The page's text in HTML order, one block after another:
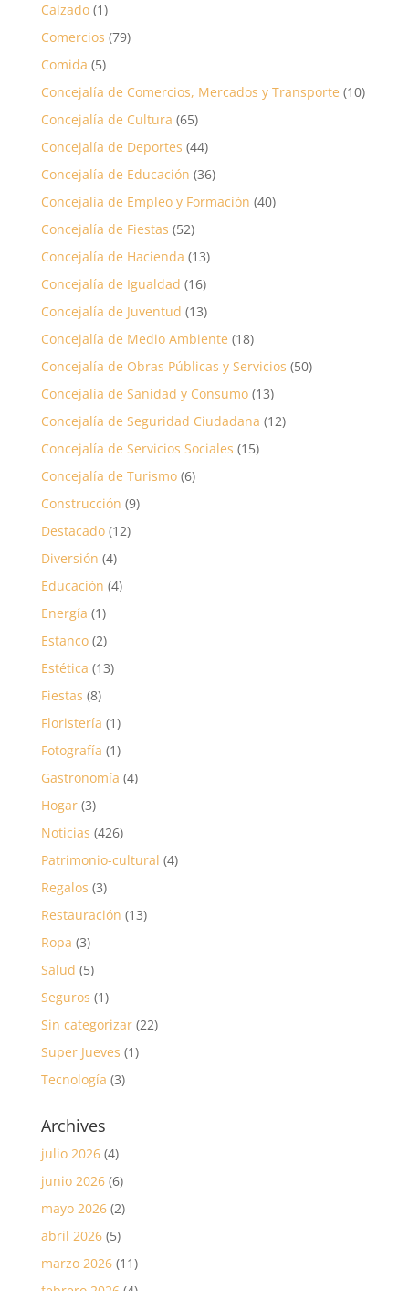
Calzado(1)
Comercios (79)
Comida (5)
Concejalía de Comercios, Mercados y Transporte (10)
Concejalía de Cultura (65)
Concejalía de Deportes (44)
Concejalía de Educación (36)
Concejalía de Empleo y Formación (40)
Concejalía de Fiestas (52)
Concejalía de Hacienda (13)
Concejalía de Igualdad (16)
Concejalía de Juventud (13)
Concejalía de Medio Ambiente (18)
Concejalía de Obras Públicas y Servicios (50)
Concejalía de Sanidad y Consumo(13)
Concejalía de Seguridad Ciudadana (12)
Concejalía de Servicios Sociales (15)
Concejalía de Turismo(6)
Construcción (9)
Destacado(12)
Diversión (4)
Educación (4)
Energía (1)
Estanco(2)
Estética (13)
Fiestas (8)
Floristería (1)
Fotografía (1)
Gastronomía (4)
Hogar(3)
Noticias (426)
Patrimonio-cultural (4)
Regalos (3)
Restauración (13)
Ropa (3)
Salud (5)
Seguros (1)
Sin categorizar(22)
Super Jueves (1)
Tecnología (3)
Archives
julio 2026(4)
junio 2026(6)
mayo 2026(2)
abril 2026(5)
marzo 2026(11)